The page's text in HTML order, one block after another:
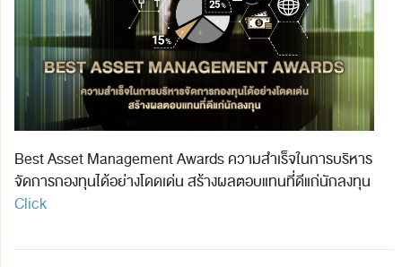
Best Asset Management Awards ความสำเร็จในการบริหาร
จัดการกองทุนได้อย่างโดดเด่น สร้างผลตอบแทนที่ดีแก่นักลงทุน
Click